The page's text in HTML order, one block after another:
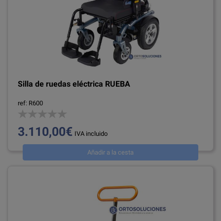
Silla de ruedas eléctrica RUEBA
ref: R600
3.110,00€ IVA incluido
Añadir a la cesta